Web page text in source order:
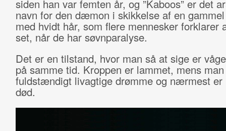
siden han var femten år, og ”Kaboos” er det
navn for den dæmon i skikkelse af en
med hvidt hår, som flere mennesker forklarer
set, når de har søvnparalyse.
Det er en tilstand, hvor man så at sige er
på samme tid. Kroppen er lammet, mens
fuldstændigt livagtige drømme og nærmest er
død.